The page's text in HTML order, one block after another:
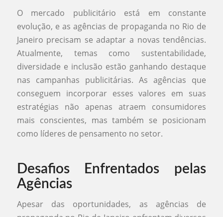
O mercado publicitário está em constante
evolução, e as agências de propaganda no Rio de
Janeiro precisam se adaptar a novas tendências.
Atualmente, temas como sustentabilidade,
diversidade e inclusão estão ganhando destaque
nas campanhas publicitárias. As agências que
conseguem incorporar esses valores em suas
estratégias não apenas atraem consumidores
mais conscientes, mas também se posicionam
como líderes de pensamento no setor.
Desafios Enfrentados pelas
Agências
Apesar das oportunidades, as agências de